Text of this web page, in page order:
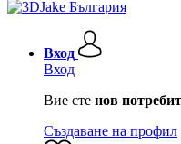
Вход
Вход
Вие сте нов
Създаване на профил